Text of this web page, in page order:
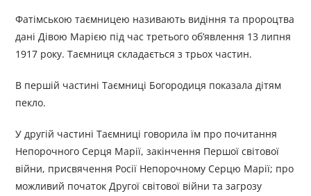
Фатімською таємницею називають видіння та пророцтва
дані Дівою Марією під час третього об’явлення 13 липня
1917 року. Таємниця складається з трьох частин.
В першій частині Таємниці Богородиця показала дітям
пекло.
У другій частині Таємниці говорила їм про почитання
Непорочного Серця Марії, закінчення Першої світової
війни, присвячення Росії Непорочному Серцю Марії; про
можливий початок Другої світової війни та загрозу